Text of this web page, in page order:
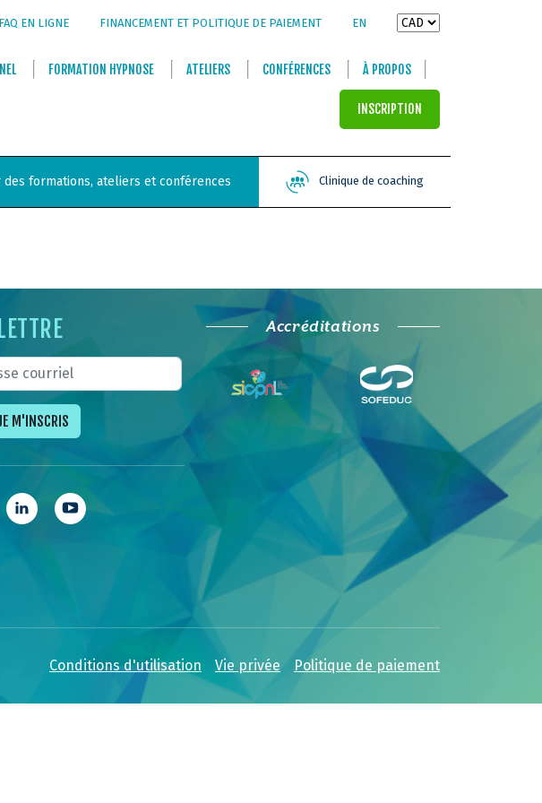
FAQ EN LIGNE FINANCEMENT ET POLITIQUE DE PAIEMENT EN
FORMATION HYPNOSE ATELIERS CONFÉRENCES À PROPOS
INSCRIPTION
des formations, ateliers et conférences Clinique de coaching
M'INSCRIS
Accréditations
Conditions d'utilisation Vie privée Politique de paiement